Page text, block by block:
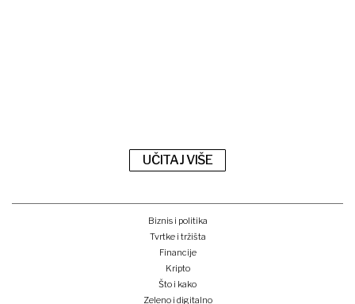
UČITAJ VIŠE
Biznis i politika
Tvrtke i tržišta
Financije
Kripto
Što i kako
Zeleno i digitalno